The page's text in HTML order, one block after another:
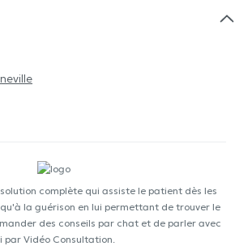
complète qui assiste le patient dès les
la guérison en lui permettant de trouver le
des conseils par chat et de parler avec
par Vidéo Consultation.